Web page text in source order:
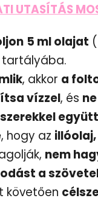
UTASÍTÁS
5 ml olajat
, akkor a
vízzel, és
együtt
, hogy az illóolaj,
nem
a
követően